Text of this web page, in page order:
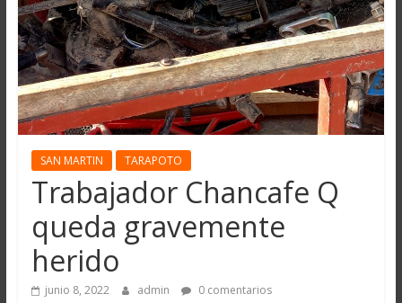
SAN MARTIN TARAPOTO
Trabajador Chancafe Q
queda gravemente
herido
junio 8, 2022 admin 0 comentarios